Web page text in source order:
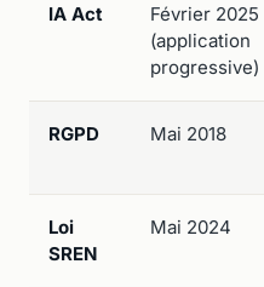
IA Act
Février 2025
(application
progressive)
RGPD Mai 2018
Loi
SREN
Mai 2024